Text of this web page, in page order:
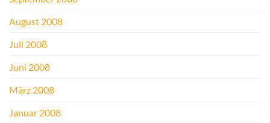
August 2008
Juli 2008
Juni 2008
März 2008
Januar 2008